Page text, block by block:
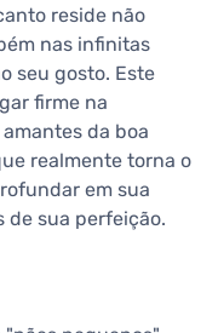
reside não
nas infinitas
seu gosto. Este
firme na
da boa
realmente torna o
em sua
de sua perfeição.